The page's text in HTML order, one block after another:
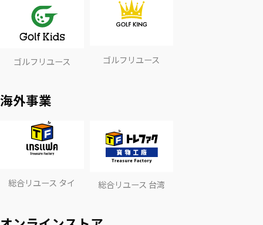
ゴルフリユース ゴルフリユース
海外事業
総合リユース タイ 総合リユース 台湾